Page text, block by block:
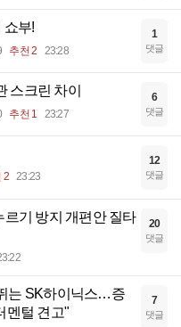
쇼부!
추천 2 23:28
1
댓글
스크린 차이
추천 1 23:27
6
댓글
2 23:23
12
댓글
르기 방지 개편안 질타
20
댓글
는 SK하이닉스…증
멘털 견고"
7
댓글